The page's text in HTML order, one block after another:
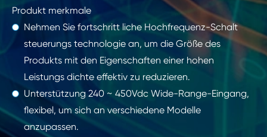
Produkt merkmale
Nehmen Sie fortschritt liche Hochfrequenz-Schalt
steuerungs technologie an, um die Größe des
Produkts mit den Eigenschaften einer hohen
Leistungs dichte effektiv zu reduzieren.
Unterstützung 240 ~ 450Vdc Wide-Range-Eingang,
flexibel, um sich an verschiedene Modelle
anzupassen.